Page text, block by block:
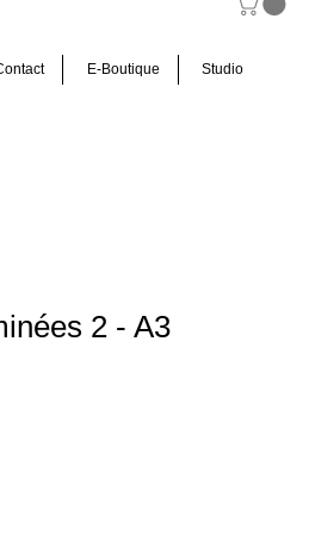
E-Boutique Studio
2 - A3